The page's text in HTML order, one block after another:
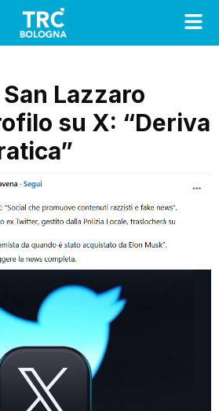
Lazzaro
su X: “Deriva